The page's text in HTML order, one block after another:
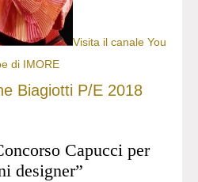
Visita il canale You
di IMORE
Biagiotti P/E 2018
Capucci per
designer”